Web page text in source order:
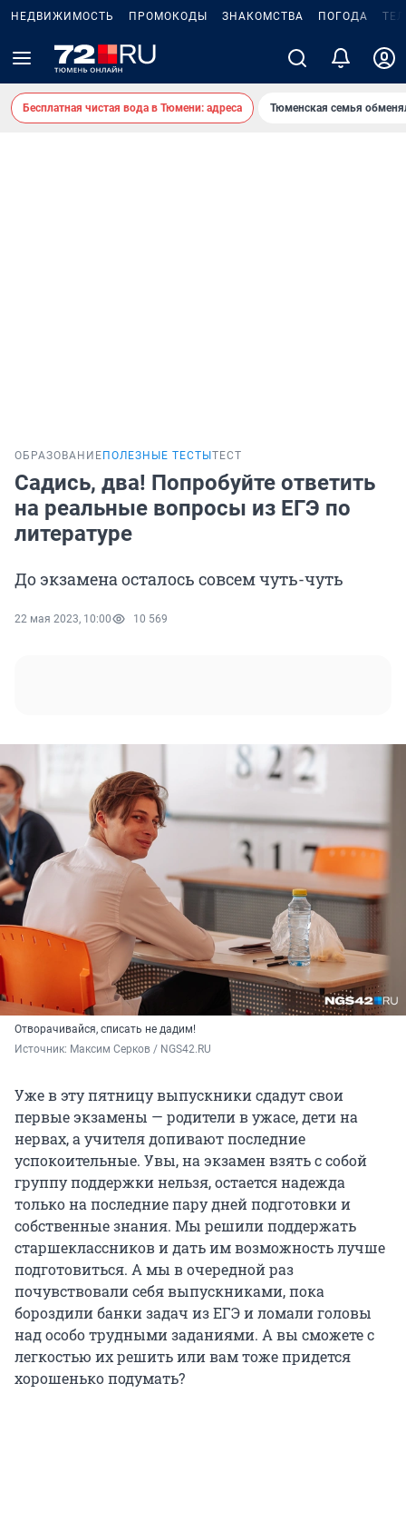
НЕДВИЖИМОСТЬ ПРОМОКОДЫ ЗНАКОМСТВА ПОГОДА
Бесплатная чистая вода в Тюмени: адреса Тюменская семья
ОБРАЗОВАНИЕ ПОЛЕЗНЫЕ ТЕСТЫ ТЕСТ
Садись, два! Попробуйте ответить
на реальные вопросы из ЕГЭ по
литературе
До экзамена осталось совсем чуть-чуть
22 мая 2023, 10:00 10 569
Отворачивайся, списать не дадим!
Источник: Максим Серков / NGS42.RU
Уже в эту пятницу выпускники сдадут свои
первые экзамены — родители в ужасе, дети на
нервах, а учителя допивают последние
успокоительные. Увы, на экзамен взять с собой
группу поддержки нельзя, остается надежда
только на последние пару дней подготовки и
собственные знания. Мы решили поддержать
старшеклассников и дать им возможность лучше
подготовиться. А мы в очередной раз
почувствовали себя выпускниками, пока
бороздили банки задач из ЕГЭ и ломали головы
над особо трудными заданиями. А вы сможете с
легкостью их решить или вам тоже придется
хорошенько подумать?